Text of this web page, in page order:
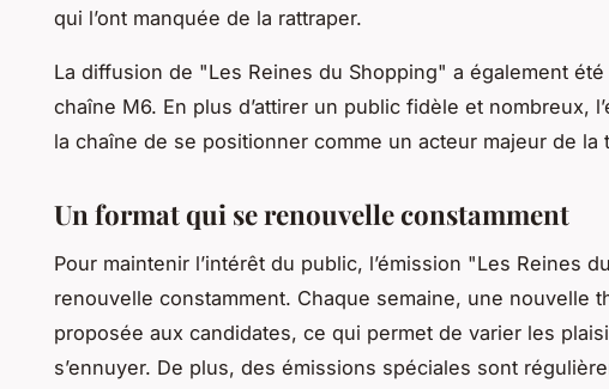
qui l’ont manquée de la rattraper.
La diffusion de "Les Reines du Shopping" a également
chaîne M6. En plus d’attirer un public fidèle et nombreux,
la chaîne de se positionner comme un acteur majeur de la
Un format qui se renouvelle constamment
Pour maintenir l’intérêt du public, l’émission "Les Reines
renouvelle constamment. Chaque semaine, une nouvelle
proposée aux candidates, ce qui permet de varier les
s’ennuyer. De plus, des émissions spéciales sont